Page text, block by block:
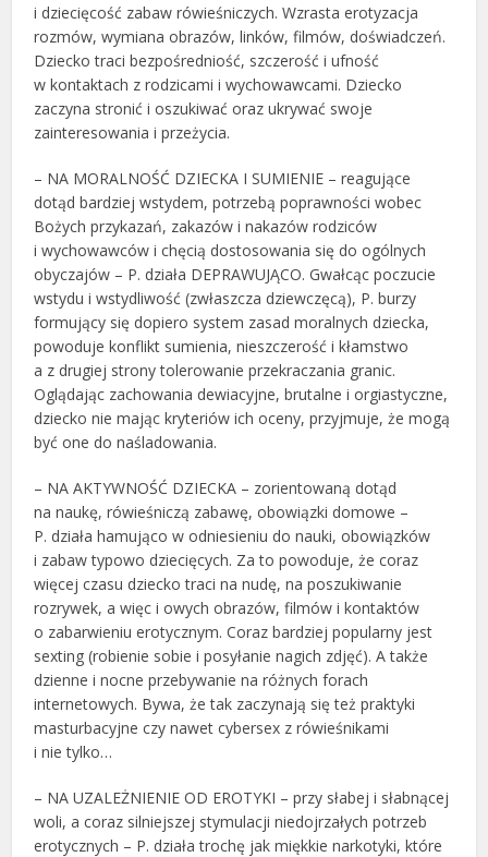
i dziecięcość zabaw rówieśniczych. Wzrasta erotyzacja
rozmów, wymiana obrazów, linków, filmów, doświadczeń.
Dziecko traci bezpośredniość, szczerość i ufność
w kontaktach z rodzicami i wychowawcami. Dziecko
zaczyna stronić i oszukiwać oraz ukrywać swoje
zainteresowania i przeżycia.
– NA MORALNOŚĆ DZIECKA I SUMIENIE – reagujące
dotąd bardziej wstydem, potrzebą poprawności wobec
Bożych przykazań, zakazów i nakazów rodziców
i wychowawców i chęcią dostosowania się do ogólnych
obyczajów – P. działa DEPRAWUJĄCO. Gwałcąc poczucie
wstydu i wstydliwość (zwłaszcza dziewczęcą), P. burzy
formujący się dopiero system zasad moralnych dziecka,
powoduje konflikt sumienia, nieszczerość i kłamstwo
a z drugiej strony tolerowanie przekraczania granic.
Oglądając zachowania dewiacyjne, brutalne i orgiastyczne,
dziecko nie mając kryteriów ich oceny, przyjmuje, że mogą
być one do naśladowania.
– NA AKTYWNOŚĆ DZIECKA – zorientowaną dotąd
na naukę, rówieśniczą zabawę, obowiązki domowe –
P. działa hamująco w odniesieniu do nauki, obowiązków
i zabaw typowo dziecięcych. Za to powoduje, że coraz
więcej czasu dziecko traci na nudę, na poszukiwanie
rozrywek, a więc i owych obrazów, filmów i kontaktów
o zabarwieniu erotycznym. Coraz bardziej popularny jest
sexting (robienie sobie i posyłanie nagich zdjęć). A także
dzienne i nocne przebywanie na różnych forach
internetowych. Bywa, że tak zaczynają się też praktyki
masturbacyjne czy nawet cybersex z rówieśnikami
i nie tylko…
– NA UZALEŻNIENIE OD EROTYKI – przy słabej i słabnącej
woli, a coraz silniejszej stymulacji niedojrzałych potrzeb
erotycznych – P. działa trochę jak miękkie narkotyki, które